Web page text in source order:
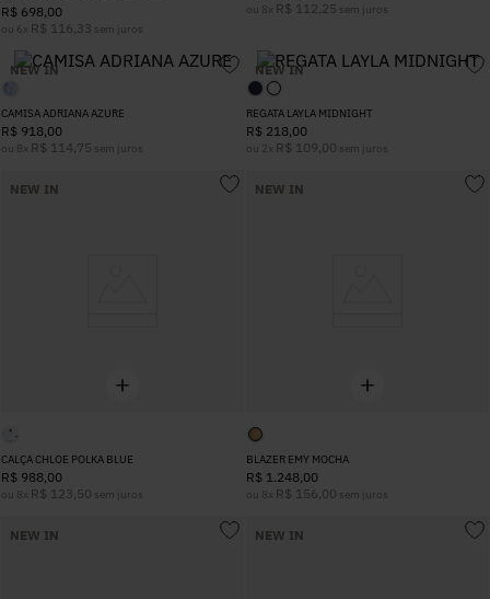
R$ 698,00
ou 6 x R$ 116, 33 sem juros
ou 8 x R$ 112,25 sem juros
NEW IN
CAMISA ADRIANA AZURE
R$ 918,00
ou 8 x R$ 114,75 sem juros
NEW IN
REGATA LAYLA MIDNIGHT
R$ 218,00
ou 2 x R$ 109,00 sem juros
NEW IN
CALÇA CHLOE POLKA BLUE
R$ 988,00
ou 8 x R$ 123, 50 sem juros
NEW IN
BLAZER EMY MOCHA
R$ 1.248,00
ou 8 x R$ 156,00 sem juros
NEW IN NEW IN
5º Calça
Vestido Branco